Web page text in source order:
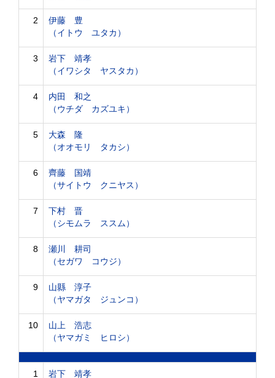
2
伊藤 豊
（イトウ ユタカ）
3
岩下 靖孝
（イワシタ ヤスタカ）
4
内田 和之
（ウチダ カズユキ）
5
大森 隆
（オオモリ タカシ）
6
齊藤 国靖
（サイトウ クニヤス）
7
下村 晋
（シモムラ ススム）
8
瀬川 耕司
（セガワ コウジ）
9
山縣 淳子
（ヤマガタ ジュンコ）
10
山上 浩志
（ヤマガミ ヒロシ）
1 岩下 靖孝